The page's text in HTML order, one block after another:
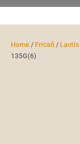
Home / Fricañ / Lactis
135G(6)